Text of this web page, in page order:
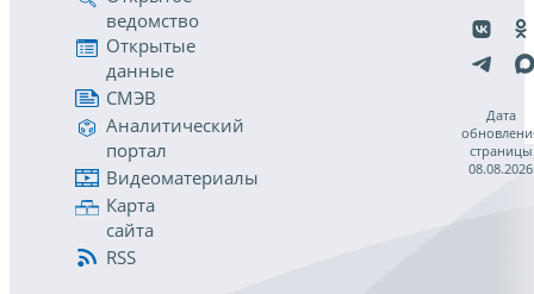
ведомство
Открытые
данные
СМЭВ
Аналитический
портал
Видеоматериалы
Карта
сайта
RSS
Дата
страницы
08.08.2026